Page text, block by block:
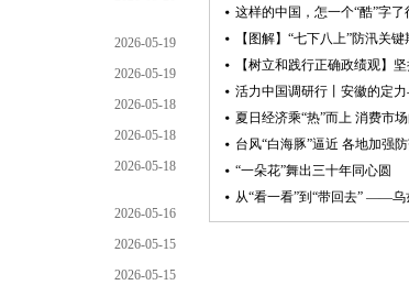
2026-05-19
2026-05-19
2026-05-18
2026-05-18
2026-05-18
2026-05-16
2026-05-15
2026-05-15